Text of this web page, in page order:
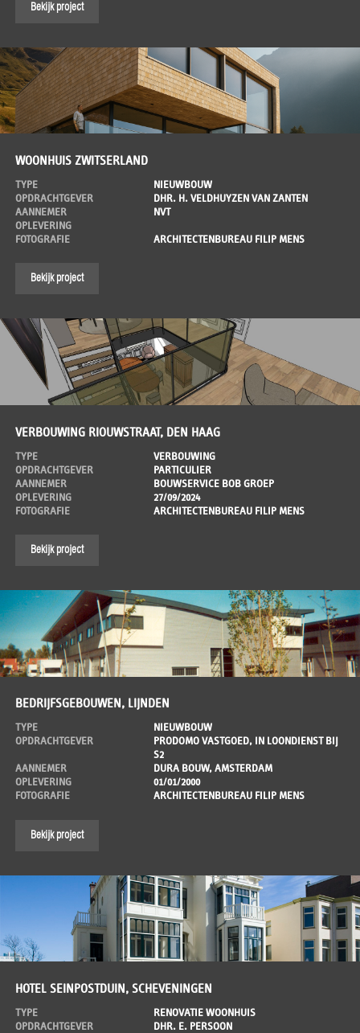
Bekijk project
WOONHUIS ZWITSERLAND
TYPE
NIEUWBOUW
OPDRACHTGEVER
DHR. H. VELDHUYZEN VAN ZANTEN
AANNEMER
NVT
OPLEVERING
FOTOGRAFIE
ARCHITECTENBUREAU FILIP MENS
Bekijk project
VERBOUWING RIOUWSTRAAT, DEN HAAG
TYPE
VERBOUWING
OPDRACHTGEVER
PARTICULIER
AANNEMER
BOUWSERVICE BOB GROEP
OPLEVERING
27/09/2024
FOTOGRAFIE
ARCHITECTENBUREAU FILIP MENS
Bekijk project
BEDRIJFSGEBOUWEN, LIJNDEN
TYPE
NIEUWBOUW
OPDRACHTGEVER
PRODOMO VASTGOED, IN LOONDIENST BIJ
S2
AANNEMER
DURA BOUW, AMSTERDAM
OPLEVERING
01/01/2000
FOTOGRAFIE
ARCHITECTENBUREAU FILIP MENS
Bekijk project
HOTEL SEINPOSTDUIN, SCHEVENINGEN
TYPE
RENOVATIE WOONHUIS
OPDRACHTGEVER
DHR. E. PERSOON